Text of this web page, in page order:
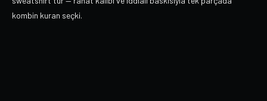
kombin kuran seçki.